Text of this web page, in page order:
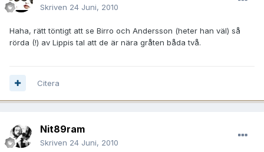
Skriven 24 Juni, 2010
Haha, rätt töntigt att se Birro och Andersson (heter han väl) så
rörda (!) av Lippis tal att de är nära gråten båda två.
Citera
Nit89ram
Skriven 24 Juni, 2010